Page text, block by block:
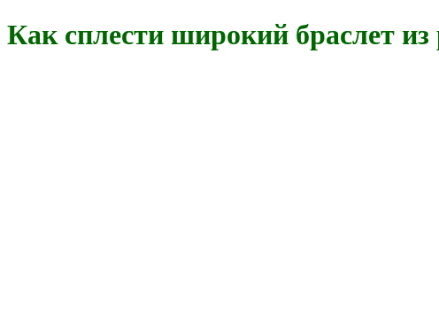
Как сплести широкий браслет